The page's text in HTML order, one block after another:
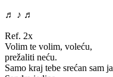
♬ ♪ ♬
Ref. 2x
Volim te volim, voleću,
prežaliti neću.
Samo kraj tebe srećan sam ja